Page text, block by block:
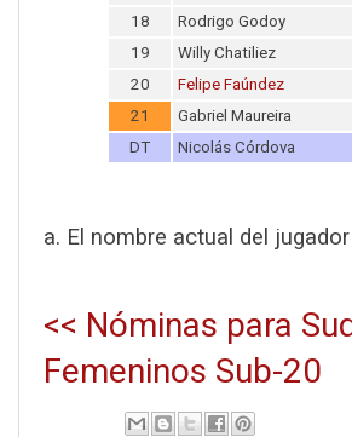
18
Rodrigo Godoy
19
Willy Chatiliez
20
Felipe Faúndez
21
Gabriel Maureira
DT
Nicolás Córdova
a. El nombre actual del
<< Nóminas para
Femeninos Sub-20